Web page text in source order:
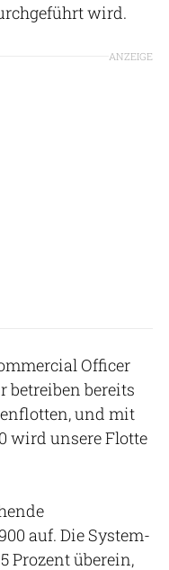
wird.
ANZEIGE
Officer
betreiben bereits
und mit
wird unsere Flotte
auf. Die System-
Prozent überein,